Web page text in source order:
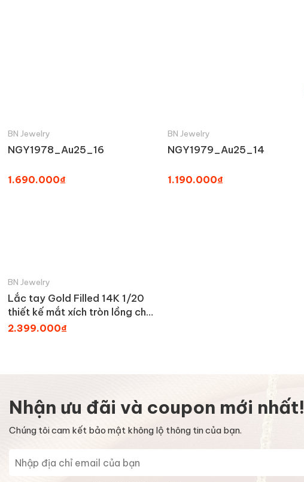
BN Jewelry
NGY1978_Au25_16
1.690.000₫
BN Jewelry
NGY1979_Au25_14
1.190.000₫
BN Jewelry
Lắc tay Gold Filled 14K 1/20
thiết kế mắt xích tròn lồng chữ
H cách điệu BN JEWELRY -
2.399.000₫
Nhận ưu đãi và coupon mới nhất!
Chúng tôi cam kết bảo mật không lộ thông tin của bạn.